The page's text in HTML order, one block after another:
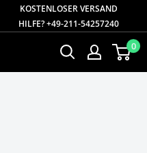
KOSTENLOSERVERSAND
HILFE? +49-211-54257240
0